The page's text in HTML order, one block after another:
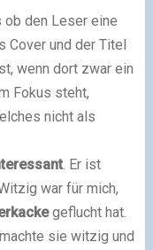
den Leser eine
Cover und der Titel
wenn dort zwar ein
Fokus steht,
nicht als
. Er ist
war für mich,
geflucht hat.
sie witzig und